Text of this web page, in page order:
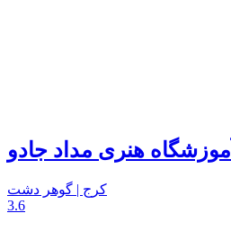
آموزشگاه هنری مداد جادو
کرج | گوهر دشت
3.6